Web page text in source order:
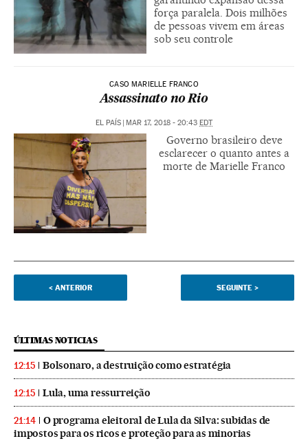
força paralela. Dois milhões
de pessoas vivem em áreas
sob seu controle
CASO MARIELLE FRANCO
Assassinato no Rio
EL PAÍS MAR 17, 2018 - 20:43 EDT
Governo brasileiro deve
esclarecer o quanto antes a
morte de Marielle Franco
< ANTERIOR SEGUINTE >
ÚLTIMAS NOTICIAS
12:15 Bolsonaro, a destruição como estratégia
12:15 Lula, uma ressurreição
21:14
O programa eleitoral de Lula da Silva: subidas de
impostos para os ricos e proteção para as minorias